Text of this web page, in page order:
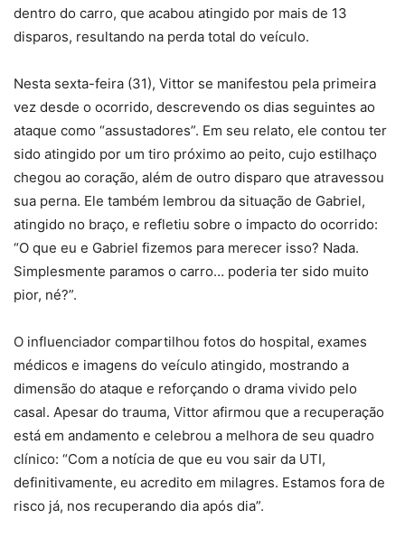
dentro do carro, que acabou atingido por mais de 13
disparos, resultando na perda total do veículo.
Nesta sexta-feira (31), Vittor se manifestou pela primeira
vez desde o ocorrido, descrevendo os dias seguintes ao
ataque como “assustadores”. Em seu relato, ele contou ter
sido atingido por um tiro próximo ao peito, cujo estilhaço
chegou ao coração, além de outro disparo que atravessou
sua perna. Ele também lembrou da situação de Gabriel,
atingido no braço, e refletiu sobre o impacto do ocorrido:
“O que eu e Gabriel fizemos para merecer isso? Nada.
Simplesmente paramos o carro… poderia ter sido muito
pior, né?”.
O influenciador compartilhou fotos do hospital, exames
médicos e imagens do veículo atingido, mostrando a
dimensão do ataque e reforçando o drama vivido pelo
casal. Apesar do trauma, Vittor afirmou que a recuperação
está em andamento e celebrou a melhora de seu quadro
clínico: “Com a notícia de que eu vou sair da UTI,
definitivamente, eu acredito em milagres. Estamos fora de
risco já, nos recuperando dia após dia”.